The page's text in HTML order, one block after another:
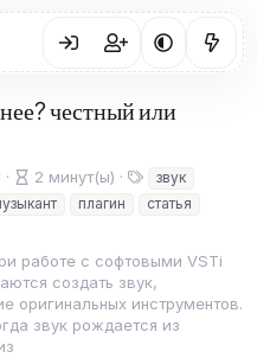
честный или
В
р
е
я
ч
т
е
2 минут(ы)
Т
е
г
звук
плагин
статья
работе с софтовыми VSTi
создать звук,
оригинальных инструментов.
звук рождается из